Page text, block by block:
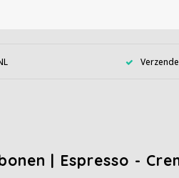
| Espresso -